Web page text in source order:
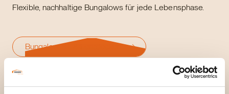
Flexible, nachhaltige Bungalows für jede Lebensphase.
Bungalow BT 84 entdecken
Doppelhäuser